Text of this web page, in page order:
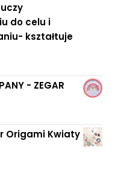
do celu i
kształtuje
- ZEGAR
Origami Kwiaty